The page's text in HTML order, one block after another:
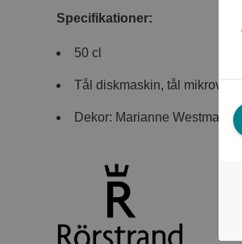
Specifikationer:
50 cl
Tål diskmaskin, tål
Dekor: Marianne Westman